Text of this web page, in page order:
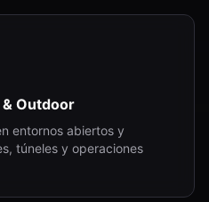
& Outdoor
entornos abiertos y
túneles y operaciones